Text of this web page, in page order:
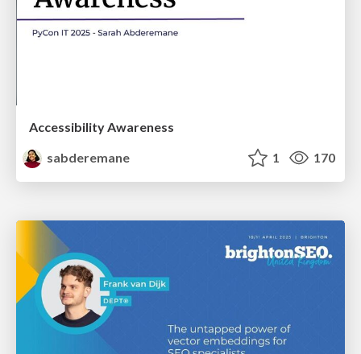
Accessibility Awareness
sabderemane
1 170